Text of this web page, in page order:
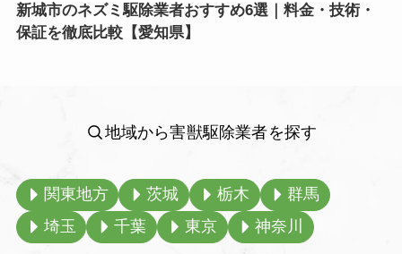
新城市のネズミ駆除業者おすすめ6選｜料金・技術・
保証を徹底比較【愛知県】
地域から害獣駆除業者を探す
関東地方 茨城 栃木
群馬
埼玉
千葉 東京 神奈川